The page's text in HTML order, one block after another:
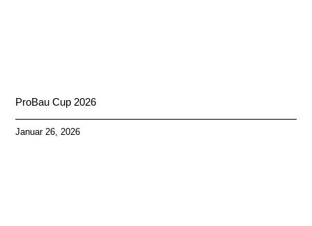
ProBau Cup 2026
Januar 26, 2026